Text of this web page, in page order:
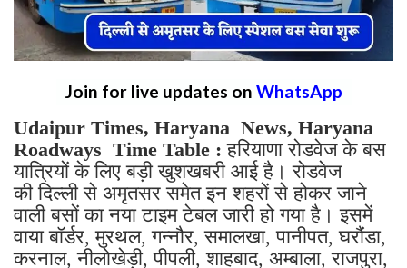
Join for live updates on WhatsApp
Udaipur Times, Haryana News, Haryana
Roadways Time Table : हरियाणा रोडवेज के बस
यात्रियों के लिए बड़ी खुशखबरी आई है। रोडवेज
की दिल्ली से अमृतसर समेत इन शहरों से होकर जाने
वाली बसों का नया टाइम टेबल जारी हो गया है। इसमें
वाया बॉर्डर, मुरथल, गन्नौर, समालखा, पानीपत, घरौंडा,
करनाल, नीलोखेड़ी, पीपली, शाहबाद, अम्बाला, राजपुरा,